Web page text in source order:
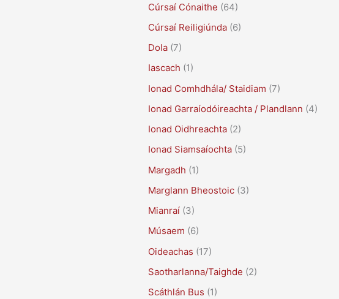
Cúrsaí Cónaithe (64)
Cúrsaí Reiligiúnda (6)
Dola (7)
Iascach (1)
Ionad Comhdhála/ Staidiam (7)
Ionad Garraíodóireachta / Plandlann (4)
Ionad Oidhreachta (2)
Ionad Siamsaíochta (5)
Margadh (1)
Marglann Bheostoic (3)
Mianraí (3)
Músaem (6)
Oideachas (17)
Saotharlanna/Taighde (2)
Scáthlán Bus (1)